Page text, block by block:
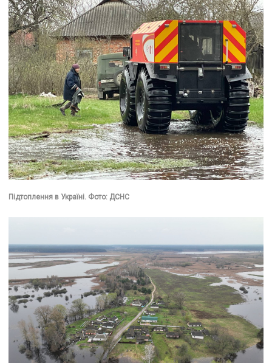
Підтоплення в Україні. Фото: ДСНС